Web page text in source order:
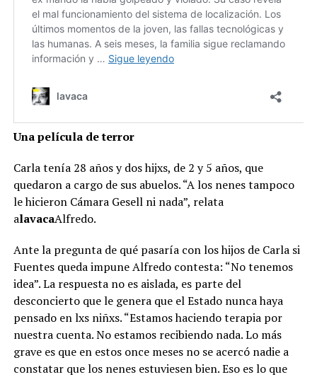
Una película de terror
Carla tenía 28 años y dos hijxs, de 2 y 5 años, que
quedaron a cargo de sus abuelos. “A los nenes tampoco
le hicieron Cámara Gesell ni nada”, relata
alavacaAlfredo.
Ante la pregunta de qué pasaría con los hijos de Carla si
Fuentes queda impune Alfredo contesta: “No tenemos
idea”. La respuesta no es aislada, es parte del
desconcierto que le genera que el Estado nunca haya
pensado en lxs niñxs. “Estamos haciendo terapia por
nuestra cuenta. No estamos recibiendo nada. Lo más
grave es que en estos once meses no se acercó nadie a
constatar que los nenes estuviesen bien. Eso es lo que